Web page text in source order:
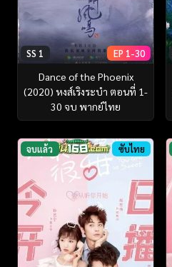
SS 1 EP 1-30
Dance of the Phoenix
(2020) หงส์เริงระบำ ตอนที่ 1-
30 จบ พากย์ไทย
จบแล้ว ซับไทย